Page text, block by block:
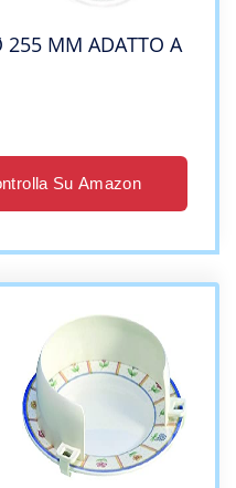
255 MM ADATTO A
Su Amazon